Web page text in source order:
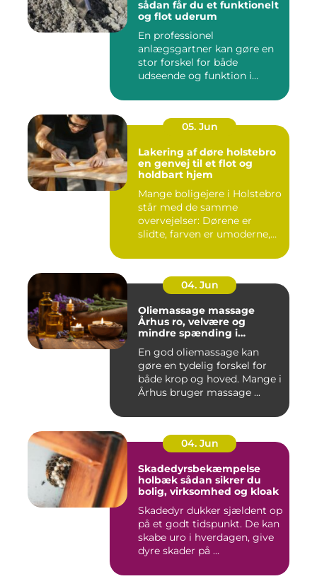
sådan får du et funktionelt
og flot uderum
En professionel
anlægsgartner kan gøre en
stor forskel for både
udseende og funktion i
05. Jun
Lakering af døre holstebro
en genvej til et flot og
holdbart hjem
Mange boligejere i Holstebro
står med de samme
overvejelser: Dørene er
slidte, farven er umoderne,
04. Jun
Oliemassage massage
Århus ro, velvære og
mindre spænding i
En god oliemassage kan
gøre en tydelig forskel for
både krop og hoved. Mange i
Århus bruger massage ...
04. Jun
Skadedyrsbekæmpelse
holbæk sådan sikrer du
bolig, virksomhed og kloak
Skadedyr dukker sjældent op
på et godt tidspunkt. De kan
skabe uro i hverdagen, give
dyre skader på ...